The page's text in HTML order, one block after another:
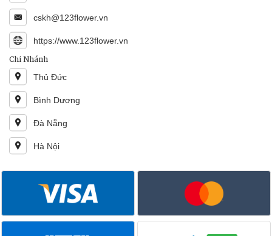
cskh@123flower.vn
https://www.123flower.vn
Chi Nhánh
Thủ Đức
Bình Dương
Đà Nẵng
Hà Nội